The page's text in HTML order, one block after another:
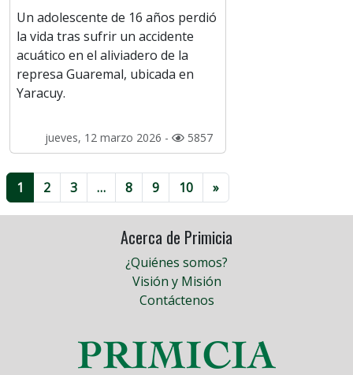
Un adolescente de 16 años perdió
la vida tras sufrir un accidente
acuático en el aliviadero de la
represa Guaremal, ubicada en
Yaracuy.
jueves, 12 marzo 2026 - 5857
1 2 3 … 8 9 10 »
Acerca de Primicia
¿Quiénes somos?
Visión y Misión
Contáctenos